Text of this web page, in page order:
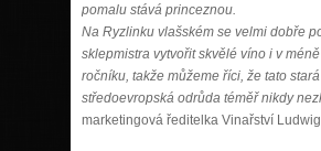
pomalu stává princeznou.
Na Ryzlinku vlašském se velmi dobře
sklepmistra vytvořit skvělé víno i v
ročníku, takže můžeme říci, že tato
středoevropská odrůda téměř nikdy
marketingová ředitelka Vinařství